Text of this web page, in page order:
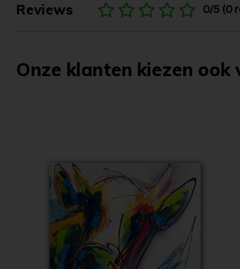
Reviews 0/5 (0
Onze klanten kiezen ook